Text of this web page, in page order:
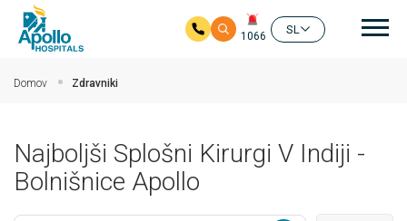
1066
SL
Domov Zdravniki
Najboljši Splošni Kirurgi V Indiji -
Bolnišnice Apollo